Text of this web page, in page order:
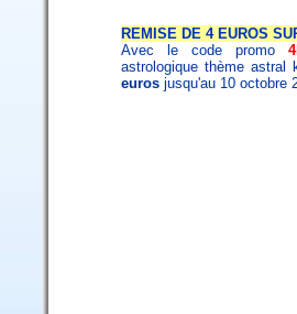
REMISE DE 4 EUROS
Avec le code promo
astrologique thème
euros jusqu'au 10 octobre